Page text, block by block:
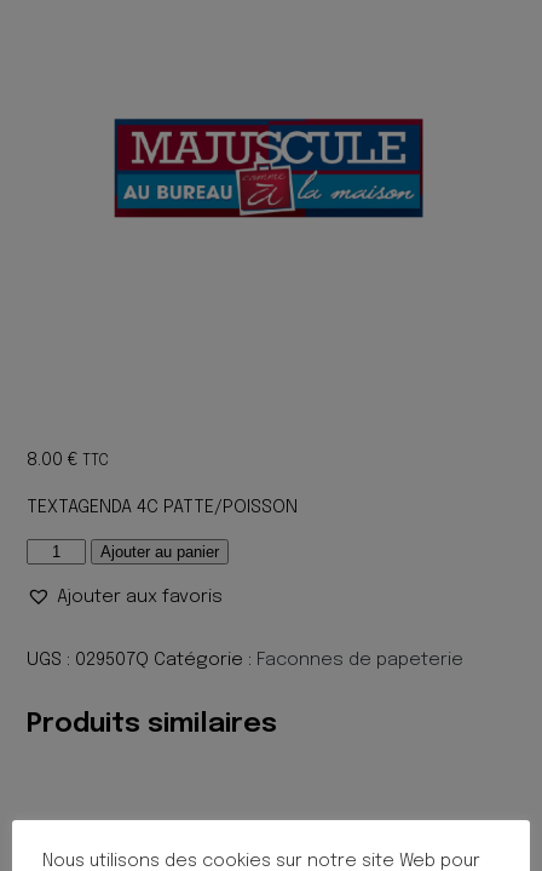
8.00€ TTC
TEXTAGENDA 4C PATTE/POISSON
quantité
TEXTAGENDA
PATTE/POISSON
Ajouter au panier
Ajouter aux favoris
UGS : 029507Q Catégorie : Faconnes de papeterie
Produits similaires
Nous utilisons des cookies sur notre site Web pour